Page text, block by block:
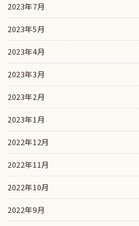
2023年7月
2023年5月
2023年4月
2023年3月
2023年2月
2023年1月
2022年12月
2022年11月
2022年10月
2022年9月